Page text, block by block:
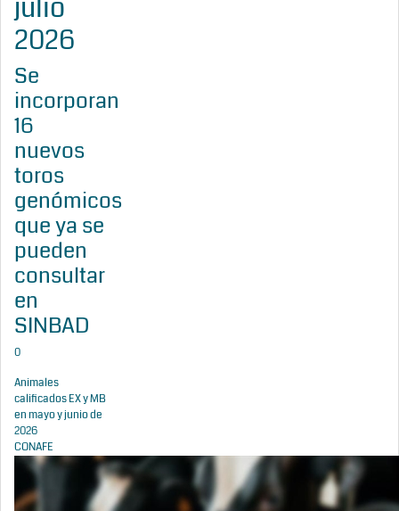
julio
2026
Se
incorporan
16
nuevos
toros
genómicos
que ya se
pueden
consultar
en
SINBAD
0
Animales
calificados EX y MB
en mayo y junio de
2026
CONAFE